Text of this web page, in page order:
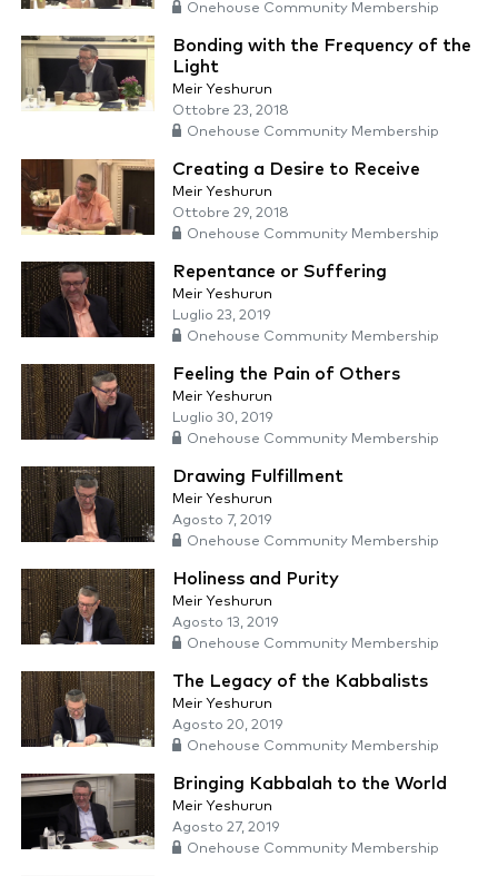
Onehouse Community Membership
Bonding with the Frequency of the
Light
Meir Yeshurun
Ottobre 23, 2018
Onehouse Community Membership
Creating a Desire to Receive
Meir Yeshurun
Ottobre 29, 2018
Onehouse Community Membership
Repentance or Suffering
Meir Yeshurun
Luglio 23, 2019
Onehouse Community Membership
Feeling the Pain of Others
Meir Yeshurun
Luglio 30, 2019
Onehouse Community Membership
Drawing Fulfillment
Meir Yeshurun
Agosto 7, 2019
Onehouse Community Membership
Holiness and Purity
Meir Yeshurun
Agosto 13, 2019
Onehouse Community Membership
The Legacy of the Kabbalists
Meir Yeshurun
Agosto 20, 2019
Onehouse Community Membership
Bringing Kabbalah to the World
Meir Yeshurun
Agosto 27, 2019
Onehouse Community Membership